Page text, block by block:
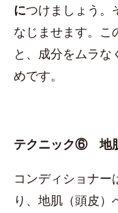
につけましょう。
なじませます。こ
と、成分をムラな
めです。
テクニック⑥ 地
コンディショナー
り、地肌（頭皮）